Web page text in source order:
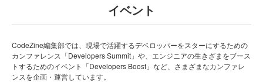
イベント
CodeZine編集部では、現場で活躍するデベロッパーをスターにするための
カンファレンス「Developers Summit」や、エンジニアの生きざまをブース
トするためのイベント「Developers Boost」など、さまざまなカンファレ
ンスを企画・運営しています。